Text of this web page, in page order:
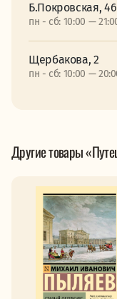
Б.Покровская, 46
пн - сб: 10:00 —
Щербакова, 2
пн - сб: 10:00 —
Другие товары